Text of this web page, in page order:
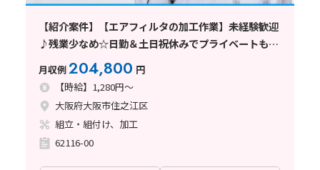
【紹介案件】【エアフィルタの加工作業】未経験歓迎
♪残業少なめ☆日勤＆土日祝休みでプライベートも充
月収例204,800 円
【時給】1,280円～
大阪府大阪市住之江区
組立・組付け、加工
62116-00